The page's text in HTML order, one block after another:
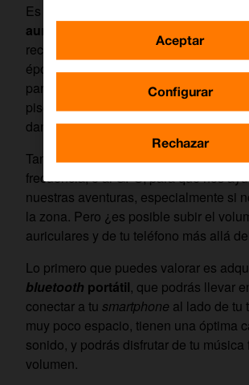
Es una de tus asignaturas pendientes,
aumentar y/o mejorar el sonido del
recuerdas más que nunca en verano.
época del año en la que tenemos más
para escuchar música o ver vídeos, ya
piscina, en la playa, durante rutas de
dando un paseo de buena mañana.
Tambiénrecurrimos al Asistente de
frecuencia, o al GPS, para que nos
nuestras aventuras, especialmente si
la zona. Pero ¿es posible subir el
auriculares y de tu teléfono más allá
Lo primero que puedes valorar es
bluetooth portátil, que podrás llevar
conectar a tu smartphone al lado de tu
muy poco espacio, tienen una óptima
sonido, y podrás disfrutar de tu música
volumen.
Configurar
Rechazar
Aceptar